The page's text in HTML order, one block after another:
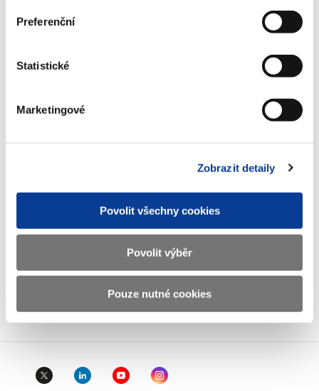
Preferenční
Statistické
Marketingové
Zobrazit detaily
Povolit všechny cookies
Povolit výběr
Pouze nutné cookies
Adresa Letenská 15, 118 10 Praha
00006947
Weby ministerstva
Důležité odkazy